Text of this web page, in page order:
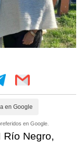
en Google
en Google.
Río Negro,